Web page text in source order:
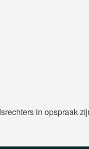
in opspraak